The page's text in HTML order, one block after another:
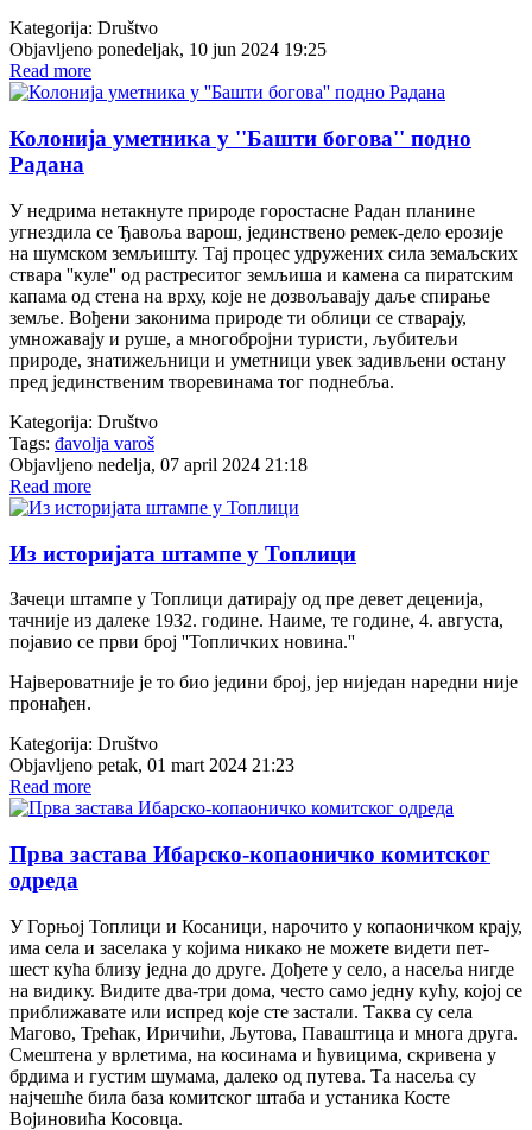
Kategorija: Društvo
Objavljeno ponedeljak, 10 jun 2024 19:25
Read more
Колонија уметника у ''Башти богова'' подно
Радана
У недрима нетакнуте природе горостасне Радан планине
угнездила се Ђавоља варош, јединствено ремек-дело ерозије
на шумском земљишту. Тај процес удружених сила земаљских
ствара ''куле'' од растреситог земљиша и камена са пиратским
капама од стена на врху, које не дозвољавају даље спирање
земље. Вођени законима природе ти облици се стварају,
умножавају и руше, а многобројни туристи, љубитељи
природе, знатижељници и уметници увек задивљени остану
пред јединственим творевинама тог поднебља.
Kategorija: Društvo
Tags: đavolja varoš
Objavljeno nedelja, 07 april 2024 21:18
Read more
Из историјата штампе у Топлици
Зачеци штампе у Топлици датирају од пре девет деценија,
тачније из далеке 1932. године. Наиме, те године, 4. августа,
појавио се први број ''Топличких новина.''
Највероватније је то био једини број, јер ниједан наредни није
пронађен.
Kategorija: Društvo
Objavljeno petak, 01 mart 2024 21:23
Read more
Прва застава Ибарско-копаоничко комитског
одреда
У Горњој Топлици и Косаници, нарочито у копаоничком крају,
има села и заселака у којима никако не можете видети пет-
шест кућа близу једна до друге. Дођете у село, а насеља нигде
на видику. Видите два-три дома, често само једну кућу, којој се
приближавате или испред које сте застали. Таква су села
Магово, Трећак, Иричићи, Љутова, Паваштица и многа друга.
Смештена у врлетима, на косинама и ћувицима, скривена у
брдима и густим шумама, далеко од путева. Та насеља су
најчешће била база комитског штаба и устаника Косте
Војиновића Косовца.